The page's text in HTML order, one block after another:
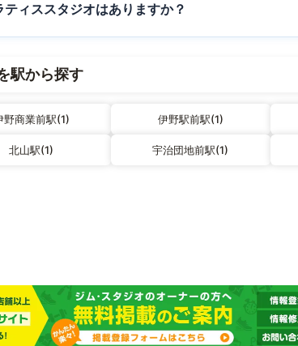
ィススタジオはありますか？
駅から探す
野商業前駅(1) 伊野駅前駅(1)
北山駅(1) 宇治団地前駅(1)